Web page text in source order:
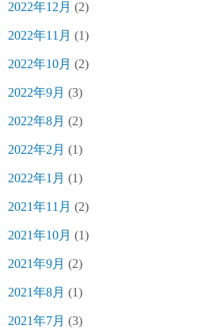
2022年12月 (2)
2022年11月 (1)
2022年10月 (2)
2022年9月 (3)
2022年8月 (2)
2022年2月 (1)
2022年1月 (1)
2021年11月 (2)
2021年10月 (1)
2021年9月 (2)
2021年8月 (1)
2021年7月 (3)